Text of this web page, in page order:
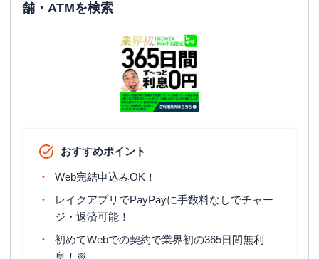
舗・ATMを検索
おすすめポイント
Web完結申込みOK！
レイクアプリでPayPayに手数料なしでチャー
ジ・返済可能！
初めてWebでの契約で業界初の365日間無利
息！※